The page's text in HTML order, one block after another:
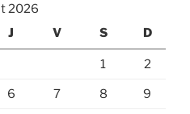
2026
J V S D
1 2
6 7 8 9